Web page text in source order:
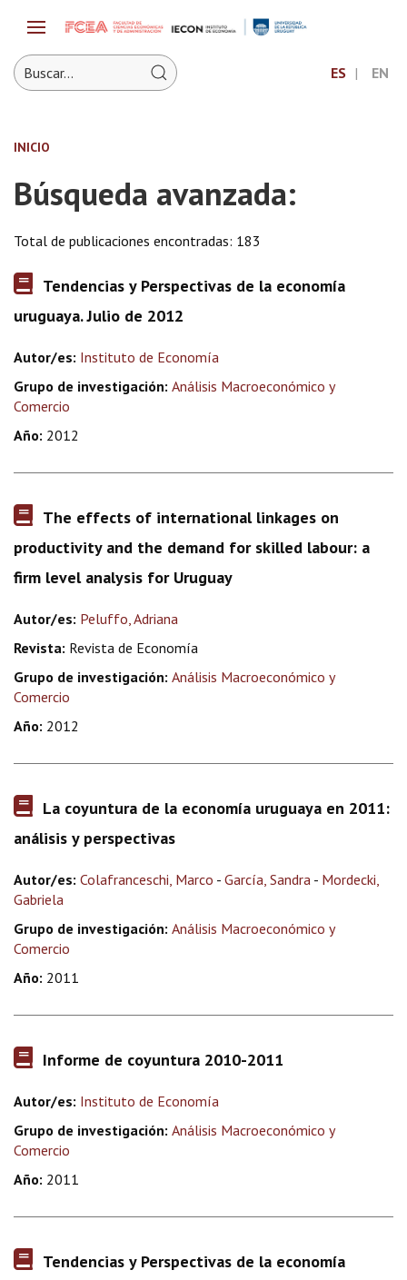
ES EN
INICIO
Búsqueda avanzada:
Total de publicaciones encontradas: 183
Tendencias y Perspectivas de la economía
uruguaya. Julio de 2012
Autor/es: Instituto de Economía
Grupo de investigación: Análisis Macroeconómico y
Comercio
Año: 2012
The effects of international linkages on
productivity and the demand for skilled labour: a
firm level analysis for Uruguay
Autor/es: Peluffo, Adriana
Revista: Revista de Economía
Grupo de investigación: Análisis Macroeconómico y
Comercio
Año: 2012
La coyuntura de la economía uruguaya en 2011:
análisis y perspectivas
Autor/es: Colafranceschi, Marco - García, Sandra - Mordecki,
Gabriela
Grupo de investigación: Análisis Macroeconómico y
Comercio
Año: 2011
Informe de coyuntura 2010-2011
Autor/es: Instituto de Economía
Grupo de investigación: Análisis Macroeconómico y
Comercio
Año: 2011
Tendencias y Perspectivas de la economía